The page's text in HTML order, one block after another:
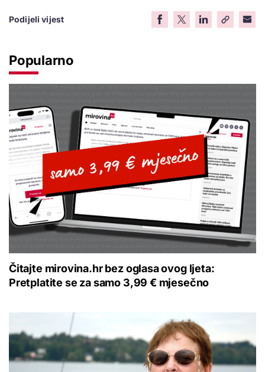
Podijeli vijest
Popularno
Čitajte mirovina.hr bez oglasa ovog ljeta:
Pretplatite se za samo 3,99 € mjesečno